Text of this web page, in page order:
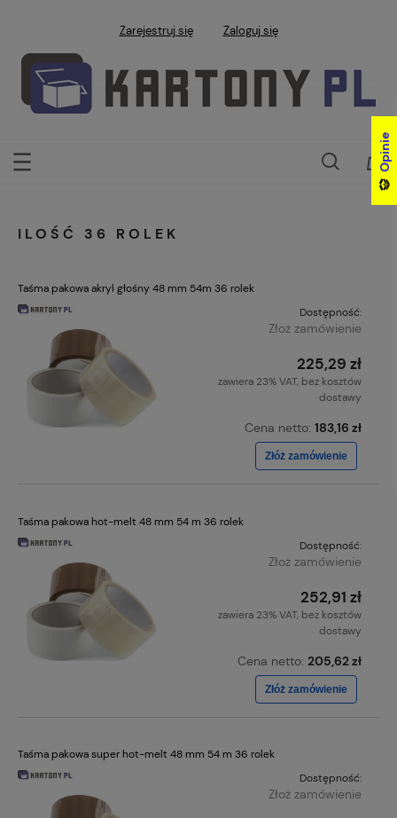
Zarejestruj się Zaloguj się
ILOŚĆ 36 ROLEK
Taśma pakowa akryl głośny 48 mm 54m 36 rolek
Dostępność:
Złoż zamówienie
225,29 zł
zawiera 23% VAT, bez kosztów
dostawy
Cena netto: 183,16 zł
Złóż zamówienie
Taśma pakowa hot-melt 48 mm 54 m 36 rolek
Dostępność:
Złoż zamówienie
252,91 zł
zawiera 23% VAT, bez kosztów
dostawy
Cena netto: 205,62 zł
Złóż zamówienie
Taśma pakowa super hot-melt 48 mm 54 m 36 rolek
Dostępność:
Złoż zamówienie
Opinie
Opinie